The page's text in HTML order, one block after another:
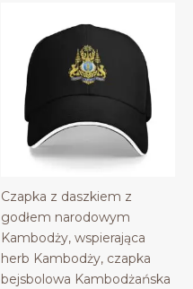
Czapka z daszkiem z
godłem narodowym
Kambodży, wspierająca
herb Kambodży, czapka
bejsbolowa Kambodżańska